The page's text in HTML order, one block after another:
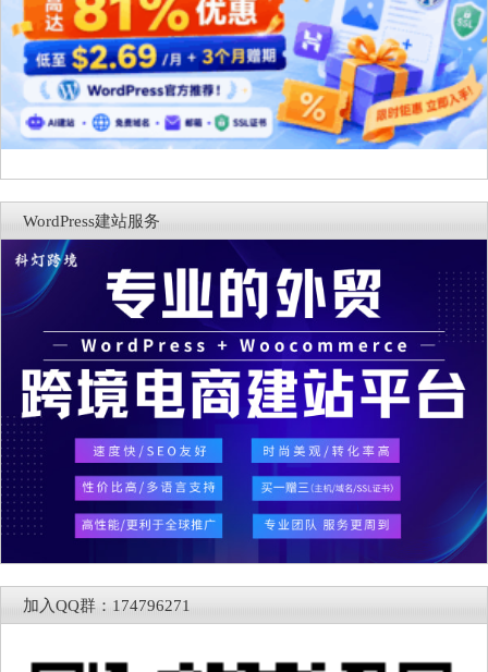
WordPress建站服务
加入QQ群：174796271